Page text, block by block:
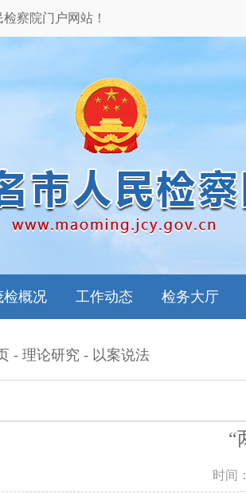
察院门户网站！
检概况
院领导
工作动态
图片新闻
检务大厅
- 理论研究 - 以案说法
“
时间